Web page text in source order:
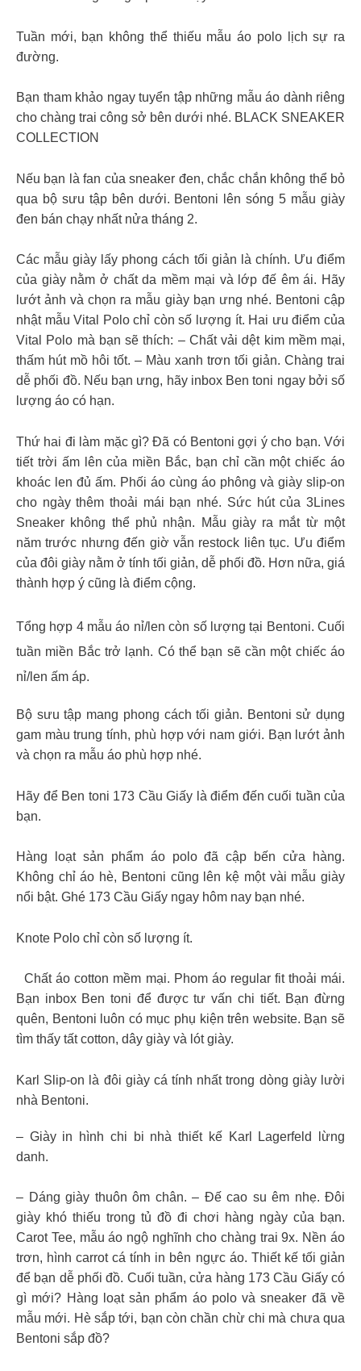
Tuần mới, bạn không thể thiếu mẫu áo polo lịch sự ra
đường.
Bạn tham khảo ngay tuyển tập những mẫu áo dành riêng
cho chàng trai công sở bên dưới nhé. BLACK SNEAKER
COLLECTION
Nếu bạn là fan của sneaker đen, chắc chắn không thể bỏ
qua bộ sưu tập bên dưới. Bentoni lên sóng 5 mẫu giày
đen bán chạy nhất nửa tháng 2.
Các mẫu giày lấy phong cách tối giản là chính. Ưu điểm
của giày nằm ở chất da mềm mại và lớp đế êm ái. Hãy
lướt ảnh và chọn ra mẫu giày bạn ưng nhé. Bentoni cập
nhật mẫu Vital Polo chỉ còn số lượng ít. Hai ưu điểm của
Vital Polo mà bạn sẽ thích: – Chất vải dệt kim mềm mại,
thấm hút mồ hôi tốt. – Màu xanh trơn tối giản. Chàng trai
dễ phối đồ. Nếu bạn ưng, hãy inbox Ben toni ngay bởi số
lượng áo có hạn.
Thứ hai đi làm mặc gì? Đã có Bentoni gợi ý cho bạn. Với
tiết trời ấm lên của miền Bắc, bạn chỉ cần một chiếc áo
khoác len đủ ấm. Phối áo cùng áo phông và giày slip-on
cho ngày thêm thoải mái bạn nhé. Sức hút của 3Lines
Sneaker không thể phủ nhận. Mẫu giày ra mắt từ một
năm trước nhưng đến giờ vẫn restock liên tục. Ưu điểm
của đôi giày nằm ở tính tối giản, dễ phối đồ. Hơn nữa, giá
thành hợp ý cũng là điểm cộng.
Tổng hợp 4 mẫu áo nỉ/len còn số lượng tại Bentoni. Cuối
tuần miền Bắc trở lạnh. Có thể bạn sẽ cần một chiếc áo
nỉ/len ấm áp.
Bộ sưu tập mang phong cách tối giản. Bentoni sử dụng
gam màu trung tính, phù hợp với nam giới. Bạn lướt ảnh
và chọn ra mẫu áo phù hợp nhé.
Hãy để Ben toni 173 Cầu Giấy là điểm đến cuối tuần của
bạn.
Hàng loạt sản phẩm áo polo đã cập bến cửa hàng.
Không chỉ áo hè, Bentoni cũng lên kệ một vài mẫu giày
nổi bật. Ghé 173 Cầu Giấy ngay hôm nay bạn nhé.
Knote Polo chỉ còn số lượng ít.
Chất áo cotton mềm mại. Phom áo regular fit thoải mái.
Bạn inbox Ben toni để được tư vấn chi tiết. Bạn đừng
quên, Bentoni luôn có mục phụ kiện trên website. Bạn sẽ
tìm thấy tất cotton, dây giày và lót giày.
Karl Slip-on là đôi giày cá tính nhất trong dòng giày lười
nhà Bentoni.
– Giày in hình chi bi nhà thiết kế Karl Lagerfeld lừng
danh.
– Dáng giày thuôn ôm chân. – Đế cao su êm nhẹ. Đôi
giày khó thiếu trong tủ đồ đi chơi hàng ngày của bạn.
Carot Tee, mẫu áo ngộ nghĩnh cho chàng trai 9x. Nền áo
trơn, hình carrot cá tính in bên ngực áo. Thiết kế tối giản
để bạn dễ phối đồ. Cuối tuần, cửa hàng 173 Cầu Giấy có
gì mới? Hàng loạt sản phẩm áo polo và sneaker đã về
mẫu mới. Hè sắp tới, bạn còn chần chừ chi mà chưa qua
Bentoni sắp đồ?